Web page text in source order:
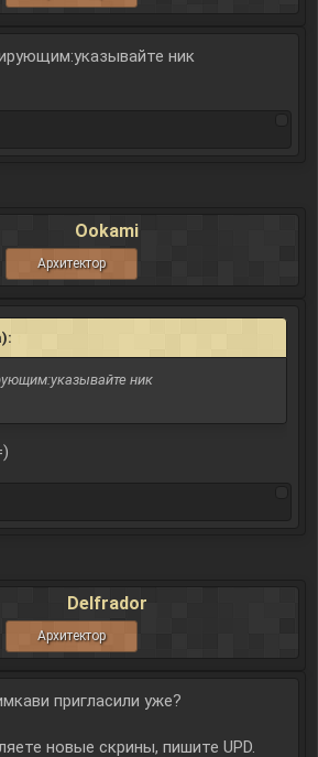
ник
Ookami
Архитектор
ник
Delfrador
Архитектор
пригласили уже?
новые скрины, пишите UPD.